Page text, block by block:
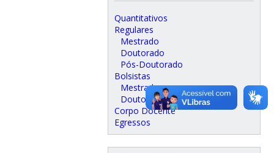
Quantitativos
Regulares
Mestrado
Doutorado
Pós-Doutorado
Bolsistas
Mestrado
Doutorado
Corpo Docente
Egressos